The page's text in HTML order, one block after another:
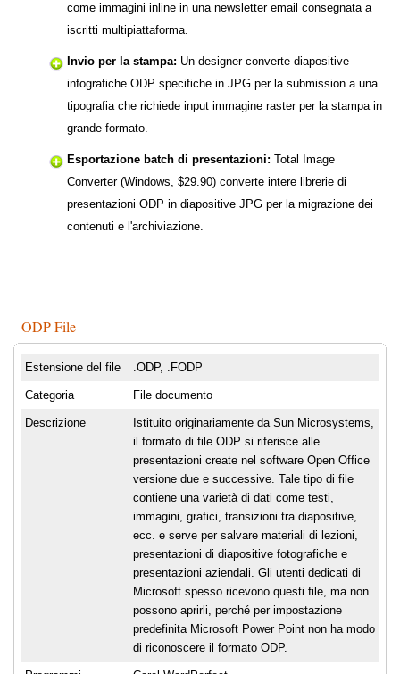
come immagini inline in una newsletter email consegnata a
iscritti multipiattaforma.
Invio per la stampa: Un designer converte diapositive
infografiche ODP specifiche in JPG per la submission a una
tipografia che richiede input immagine raster per la stampa in
grande formato.
Esportazione batch di presentazioni: Total Image
Converter (Windows, $29.90) converte intere librerie di
presentazioni ODP in diapositive JPG per la migrazione dei
contenuti e l'archiviazione.
ODP File
Estensione del file .ODP, .FODP
Categoria File documento
Descrizione
Istituito originariamente da Sun Microsystems,
il formato di file ODP si riferisce alle
presentazioni create nel software Open Office
versione due e successive. Tale tipo di file
contiene una varietà di dati come testi,
immagini, grafici, transizioni tra diapositive,
ecc. e serve per salvare materiali di lezioni,
presentazioni di diapositive fotografiche e
presentazioni aziendali. Gli utenti dedicati di
Microsoft spesso ricevono questi file, ma non
possono aprirli, perché per impostazione
predefinita Microsoft Power Point non ha modo
di riconoscere il formato ODP.